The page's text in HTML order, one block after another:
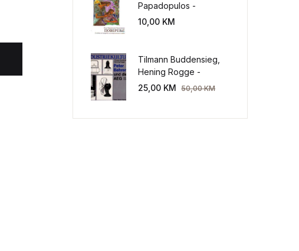
Papadopulos -
Poverenje: sloboda od
10,00 KM
Tilmann Buddensieg,
Hening Rogge -
Industriekultur: Peter
25,00 KM 50,00KM